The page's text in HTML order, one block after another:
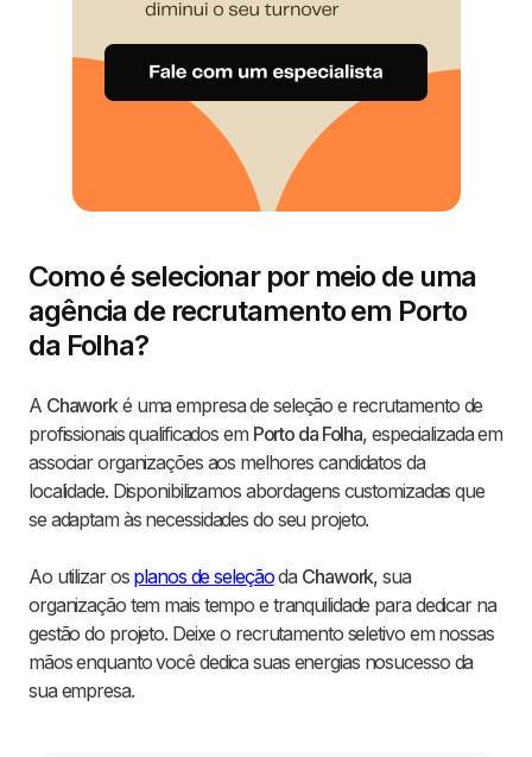
Como é selecionar por meio de uma
agência de recrutamento em Porto
da Folha?
A Chaworké uma empresa de seleção e recrutamento de
profissionais qualificados em Porto da Folha, especializada em
associar organizações aos melhores candidatos da
localidade. Disponibilizamos abordagens customizadas que
se adaptam às necessidades do seu projeto.
Ao utilizar os planos de seleçãoda Chawork, sua
organização tem mais tempo e tranquilidade para dedicar na
gestão do projeto. Deixe o recrutamento seletivo em nossas
mãos enquanto você dedica suas energias nosucesso da
sua empresa.